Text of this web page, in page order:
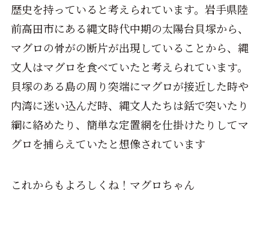
歴史を持っていると考えられています。岩手県陸
前高田市にある縄文時代中期の太陽台貝塚から、
マグロの骨がの断片が出現していることから、縄
文人はマグロを食べていたと考えられています。
貝塚のある島の周り突端にマグロが接近した時や
内湾に迷い込んだ時、縄文人たちは銛で突いたり
綱に絡めたり、簡単な定置網を仕掛けたりしてマ
グロを捕らえていたと想像されています
これからもよろしくね！マグロちゃん